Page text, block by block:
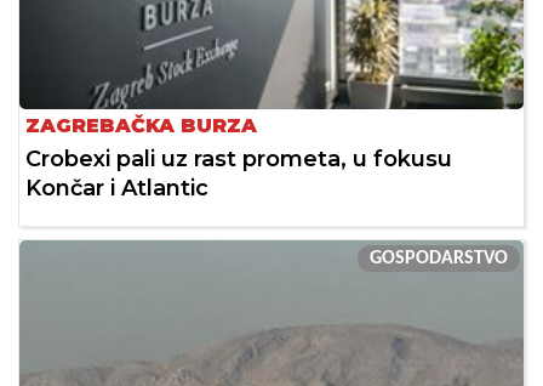
ZAGREBAČKA BURZA
Crobexi pali uz rast prometa, u fokusu
Končar i Atlantic
GOSPODARSTVO